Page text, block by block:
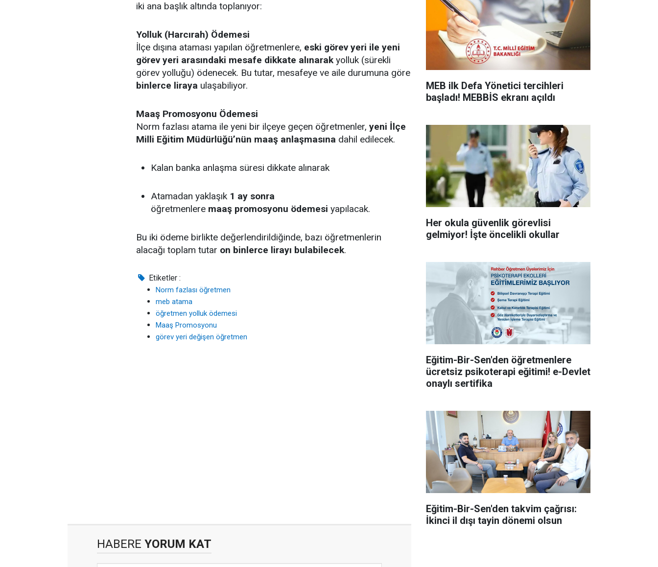
iki ana başlık altında toplanıyor:
Yolluk (Harcırah) Ödemesi
İlçe dışına ataması yapılan öğretmenlere, eski görev yeri ile yeni
görev yeri arasındaki mesafe dikkate alınarakyolluk (sürekli
görev yolluğu) ödenecek. Bu tutar, mesafeye ve aile durumuna göre
binlerce liraya ulaşabiliyor.
Maaş Promosyonu Ödemesi
Norm fazlası atama ile yeni bir ilçeye geçen öğretmenler, yeni İlçe
Milli Eğitim Müdürlüğü’nün maaş anlaşmasına dahil edilecek.
Kalan banka anlaşma süresi dikkate alınarak
Atamadan yaklaşık 1 ay sonra
öğretmenlere maaş promosyonu ödemesi yapılacak.
Bu iki ödeme birlikte değerlendirildiğinde, bazı öğretmenlerin
alacağı toplam tutar on binlerce lirayı bulabilecek.
Etiketler :
Norm fazlası öğretmen
meb atama
öğretmen yolluk ödemesi
Maaş Promosyonu
görev yeri değişen öğretmen
HABERE YORUM KAT
MEB ilk Defa Yönetici tercihleri
başladı! MEBBİS ekranı açıldı
Her okula güvenlik görevlisi
gelmiyor! İşte öncelikli okullar
Eğitim-Bir-Sen'den öğretmenlere
ücretsiz psikoterapi eğitimi! e-Devlet
onaylı sertifika
Eğitim-Bir-Sen'den takvim çağrısı:
İkinci il dışı tayin dönemi olsun